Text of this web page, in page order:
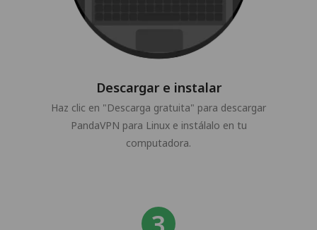
Descargar e instalar
Haz clic en "Descarga gratuita" para descargar
PandaVPN para Linux e instálalo en tu
computadora.